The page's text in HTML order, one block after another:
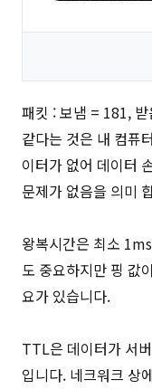
패킷 : 보냄 = 181,
같다는 것은 내 컴퓨
이터가 없어 데이터
문제가 없음을 의미
왕복시간은 최소
도 중요하지만 핑 값
요가 있습니다.
TTL은 데이터가 서
입니다. 네크워크 상